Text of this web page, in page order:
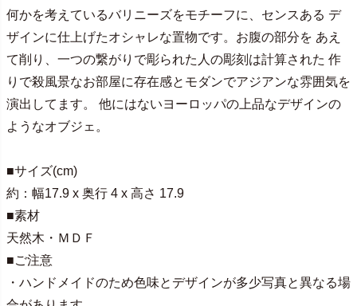
何かを考えているバリニーズをモチーフに、センスある デ
ザインに仕上げたオシャレな置物です。お腹の部分を あえ
て削り、一つの繋がりで彫られた人の彫刻は計算された 作
りで殺風景なお部屋に存在感とモダンでアジアンな雰囲気を
演出してます。 他にはないヨーロッパの上品なデザインの
ようなオブジェ。
■サイズ(cm)
約：幅17.9 x 奥行 4 x 高さ 17.9
■素材
天然木・ＭＤＦ
■ご注意
・ハンドメイドのため色味とデザインが多少写真と異なる場